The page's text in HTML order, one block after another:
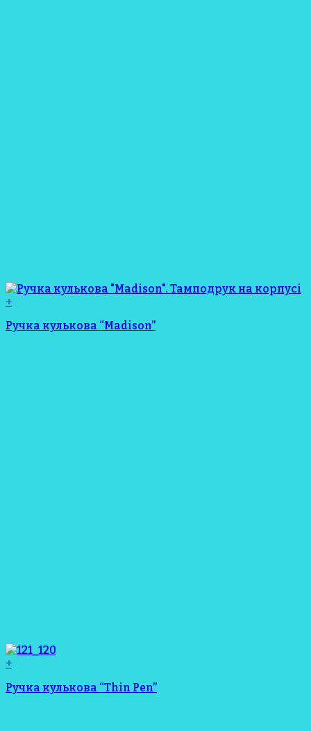
+
Ручка кулькова “Madison”
+
Ручка кулькова “Thin Pen”